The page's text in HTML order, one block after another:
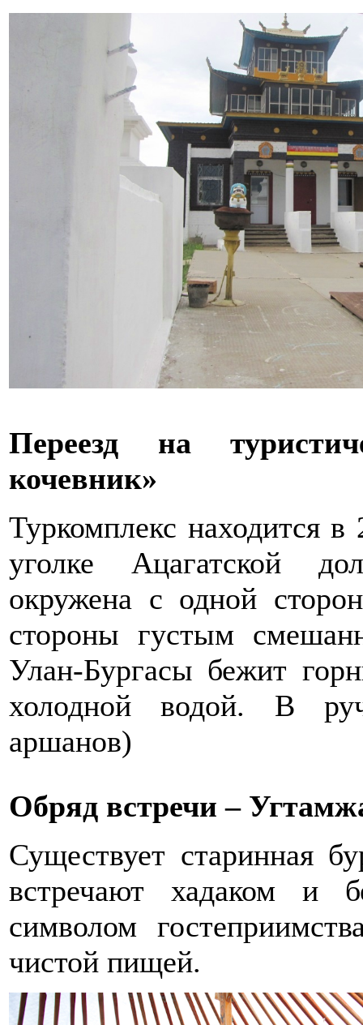
Переезд на
кочевник»
Туркомплекс находится
уголке Ацагатской
окружена с одной
стороны густым
Улан-Бургасы бежит
холодной водой. В
аршанов)
Обряд встречи –
Существует старинная
встречают хадаком и
символом
чистой пищей.